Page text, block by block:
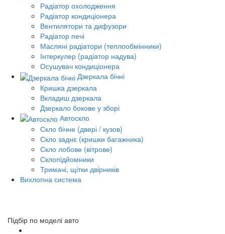
Радіатор охолодження
Радіатор кондиціонера
Вентилятори та дифузори
Радіатор печі
Масляні радіатори (теплообмінники)
Інтеркулер (радіатор надува)
Осушувач кондиціонера
Дзеркала бічні
Кришка дзеркала
Вкладиш дзеркала
Дзеркало бокове у зборі
Автоскло
Скло бічне (двері / кузов)
Скло заднє (кришки багажника)
Скло лобове (вітрове)
Склопідйомники
Тримачі, щітки двірників
Вихлопна система
Підбір по моделі авто